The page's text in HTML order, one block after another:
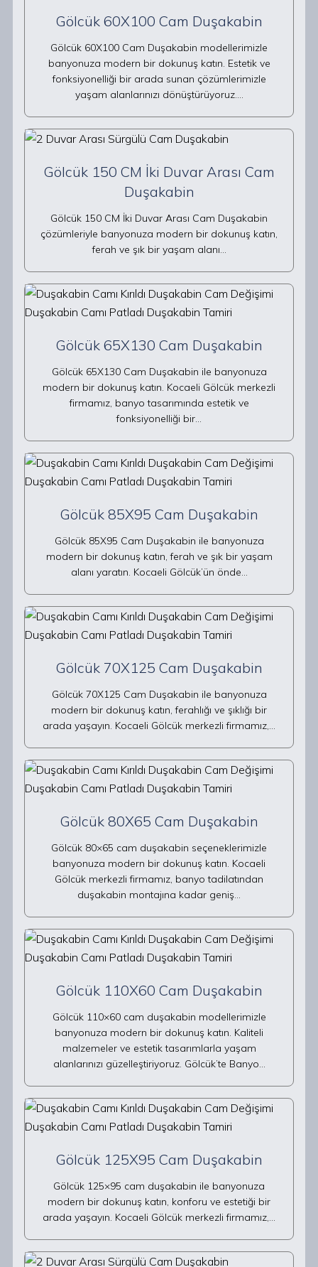
Gölcük 60X100 Cam Duşakabin
Gölcük 60X100 Cam Duşakabin modellerimizle
banyonuza modern bir dokunuş katın. Estetik ve
fonksiyonelliği bir arada sunan çözümlerimizle
yaşam alanlarınızı dönüştürüyoruz.…
Gölcük 150 CM İki Duvar Arası Cam
Duşakabin
Gölcük 150 CM İki Duvar Arası Cam Duşakabin
çözümleriyle banyonuza modern bir dokunuş katın,
ferah ve şık bir yaşam alanı…
Gölcük 65X130 Cam Duşakabin
Gölcük 65X130 Cam Duşakabin ile banyonuza
modern bir dokunuş katın. Kocaeli Gölcük merkezli
firmamız, banyo tasarımında estetik ve
fonksiyonelliği bir…
Gölcük 85X95 Cam Duşakabin
Gölcük 85X95 Cam Duşakabin ile banyonuza
modern bir dokunuş katın, ferah ve şık bir yaşam
alanı yaratın. Kocaeli Gölcük’ün önde…
Gölcük 70X125 Cam Duşakabin
Gölcük 70X125 Cam Duşakabin ile banyonuza
modern bir dokunuş katın, ferahlığı ve şıklığı bir
arada yaşayın. Kocaeli Gölcük merkezli firmamız,…
Gölcük 80X65 Cam Duşakabin
Gölcük 80×65 cam duşakabin seçeneklerimizle
banyonuza modern bir dokunuş katın. Kocaeli
Gölcük merkezli firmamız, banyo tadilatından
duşakabin montajına kadar geniş…
Gölcük 110X60 Cam Duşakabin
Gölcük 110×60 cam duşakabin modellerimizle
banyonuza modern bir dokunuş katın. Kaliteli
malzemeler ve estetik tasarımlarla yaşam
alanlarınızı güzelleştiriyoruz. Gölcük’te Banyo…
Gölcük 125X95 Cam Duşakabin
Gölcük 125×95 cam duşakabin ile banyonuza
modern bir dokunuş katın, konforu ve estetiği bir
arada yaşayın. Kocaeli Gölcük merkezli firmamız,…